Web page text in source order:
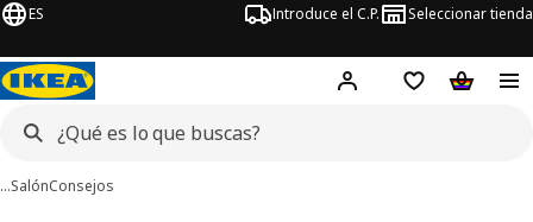
ES Introduce el C.P. Seleccionar tienda
Hej! Iniciar sesión
Lista de deseos
Carrito
…SalónConsejos